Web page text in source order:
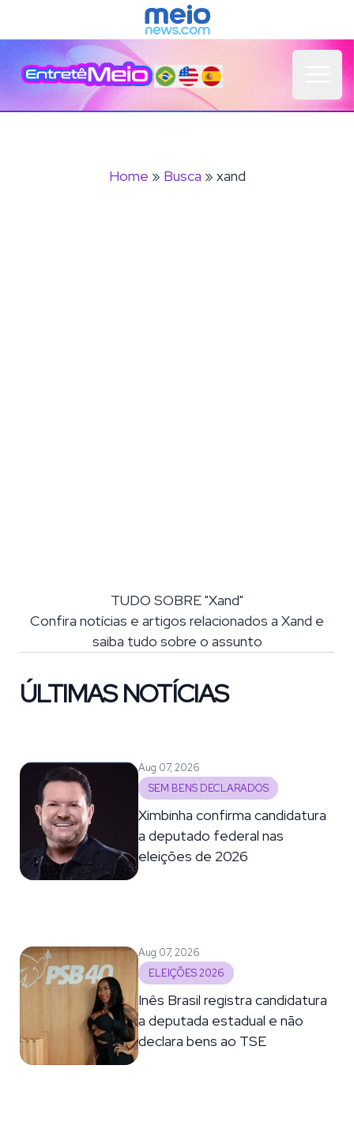
Home » Busca » xand
TUDO SOBRE "Xand"
Confira notícias e artigos relacionados a Xand e
saiba tudo sobre o assunto
ÚLTIMAS NOTÍCIAS
Aug 07, 2026
SEM BENS DECLARADOS
Ximbinha confirma candidatura
a deputado federal nas
eleições de 2026
Aug 07, 2026
ELEIÇÕES 2026
Inês Brasil registra candidatura
a deputada estadual e não
declara bens ao TSE